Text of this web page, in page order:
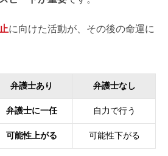
に向けた活動が、その後の命運に
弁護士あり 弁護士なし
弁護士に一任 自力で行う
可能性上がる 可能性下がる